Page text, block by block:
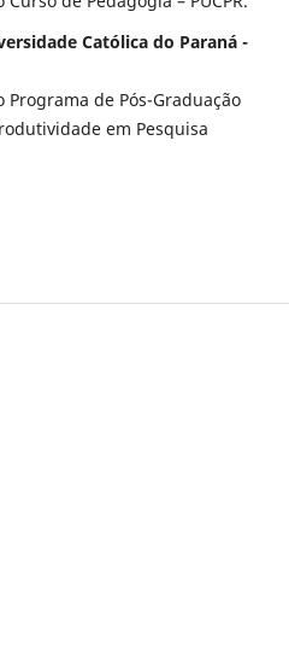
Católica do Paraná -
Programa de Pós-Graduação
em Pesquisa